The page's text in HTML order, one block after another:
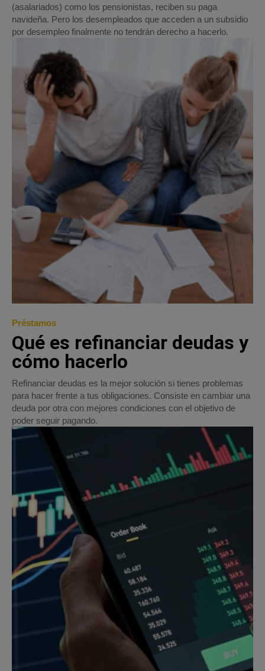
(asalariados) como los pensionistas, reciben su paga
navideña. Pero los desempleados que acceden a un subsidio
por desempleo finalmente no tendrán derecho a hacerlo.
Préstamos
Qué es refinanciar deudas y
cómo hacerlo
Refinanciar deudas es la mejor solución si tienes problemas
para hacer frente a tus obligaciones. Consiste en cambiar una
deuda por otra con mejores condiciones con el objetivo de
poder seguir pagando.